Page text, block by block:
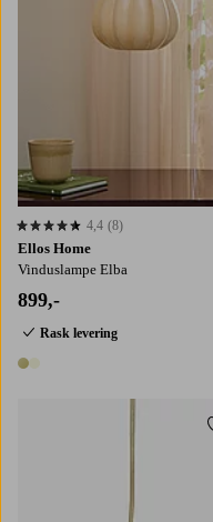
Ellos Home
Vinduslampe Elba
899,-
Rask levering
2 farger
4,4 basert på 8 karaktergivninger
4,4 (8)